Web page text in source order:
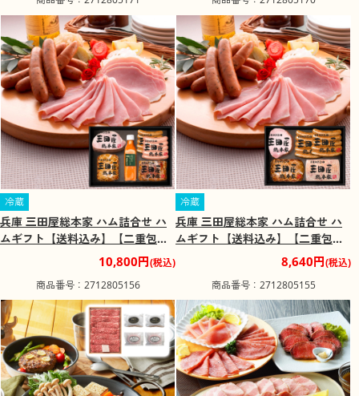
冷蔵
兵庫 三田屋総本家 ハム詰合せ ハ
ムギフト【送料込み】【二重包装
不可】【お届け不可地域：離島】
10,800円(税込)
商品番号：2712805156
冷蔵
兵庫 三田屋総本家 ハム詰合せ ハ
ムギフト【送料込み】【二重包装
不可】【お届け不可地域：離島】
8,640円(税込)
商品番号：2712805155